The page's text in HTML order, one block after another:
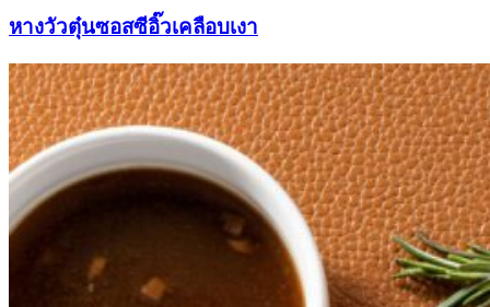
หางวัวตุ๋นซอสซีอิ๊วเคลือบเงา